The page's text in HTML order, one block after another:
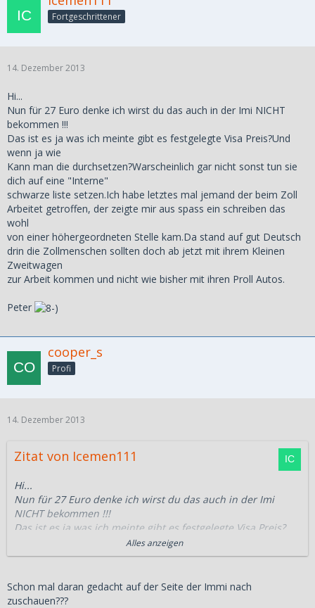
Fortgeschrittener
14. Dezember 2013
Hi...
Nun für 27 Euro denke ich wirst du das auch in der Imi NICHT
bekommen !!!
Das ist es ja was ich meinte gibt es festgelegte Visa Preis?Und
wenn ja wie
Kann man die durchsetzen?Warscheinlich gar nicht sonst tun sie
dich auf eine "Interne"
schwarze liste setzen.Ich habe letztes mal jemand der beim Zoll
Arbeitet getroffen, der zeigte mir aus spass ein schreiben das
wohl
von einer höhergeordneten Stelle kam.Da stand auf gut Deutsch
drin die Zollmenschen sollten doch ab jetzt mit ihrem Kleinen
Zweitwagen
zur Arbeit kommen und nicht wie bisher mit ihren Proll Autos.
Peter
cooper_s
Profi
14. Dezember 2013
Zitat von Icemen111
Hi...
Nun für 27 Euro denke ich wirst du das auch in der Imi
NICHT bekommen !!!
Das ist es ja was ich meinte gibt es festgelegte Visa Preis?
Kann man die durchsetzen?Warscheinlich gar nicht sonst
schwarze liste setzen.Ich habe letztes mal jemand der beim
Zoll
Alles anzeigen
Schon mal daran gedacht auf der Seite der Immi nach
zuschauen???